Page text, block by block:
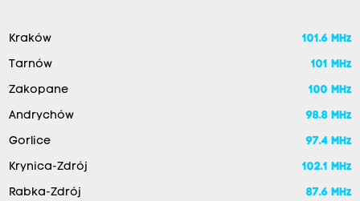
Kraków 101.6 MHz
Tarnów 101 MHz
Zakopane 100 MHz
Andrychów 98.8 MHz
Gorlice 97.4 MHz
Krynica-Zdrój 102.1 MHz
Rabka-Zdrój 87.6 MHz